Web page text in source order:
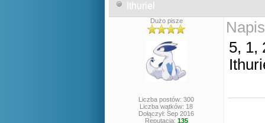
Ithuriel
Dużo pisze
Liczba postów: 300
Liczba wątków: 18
Dołączył: Sep 2016
Reputacja: 135
5, 1,